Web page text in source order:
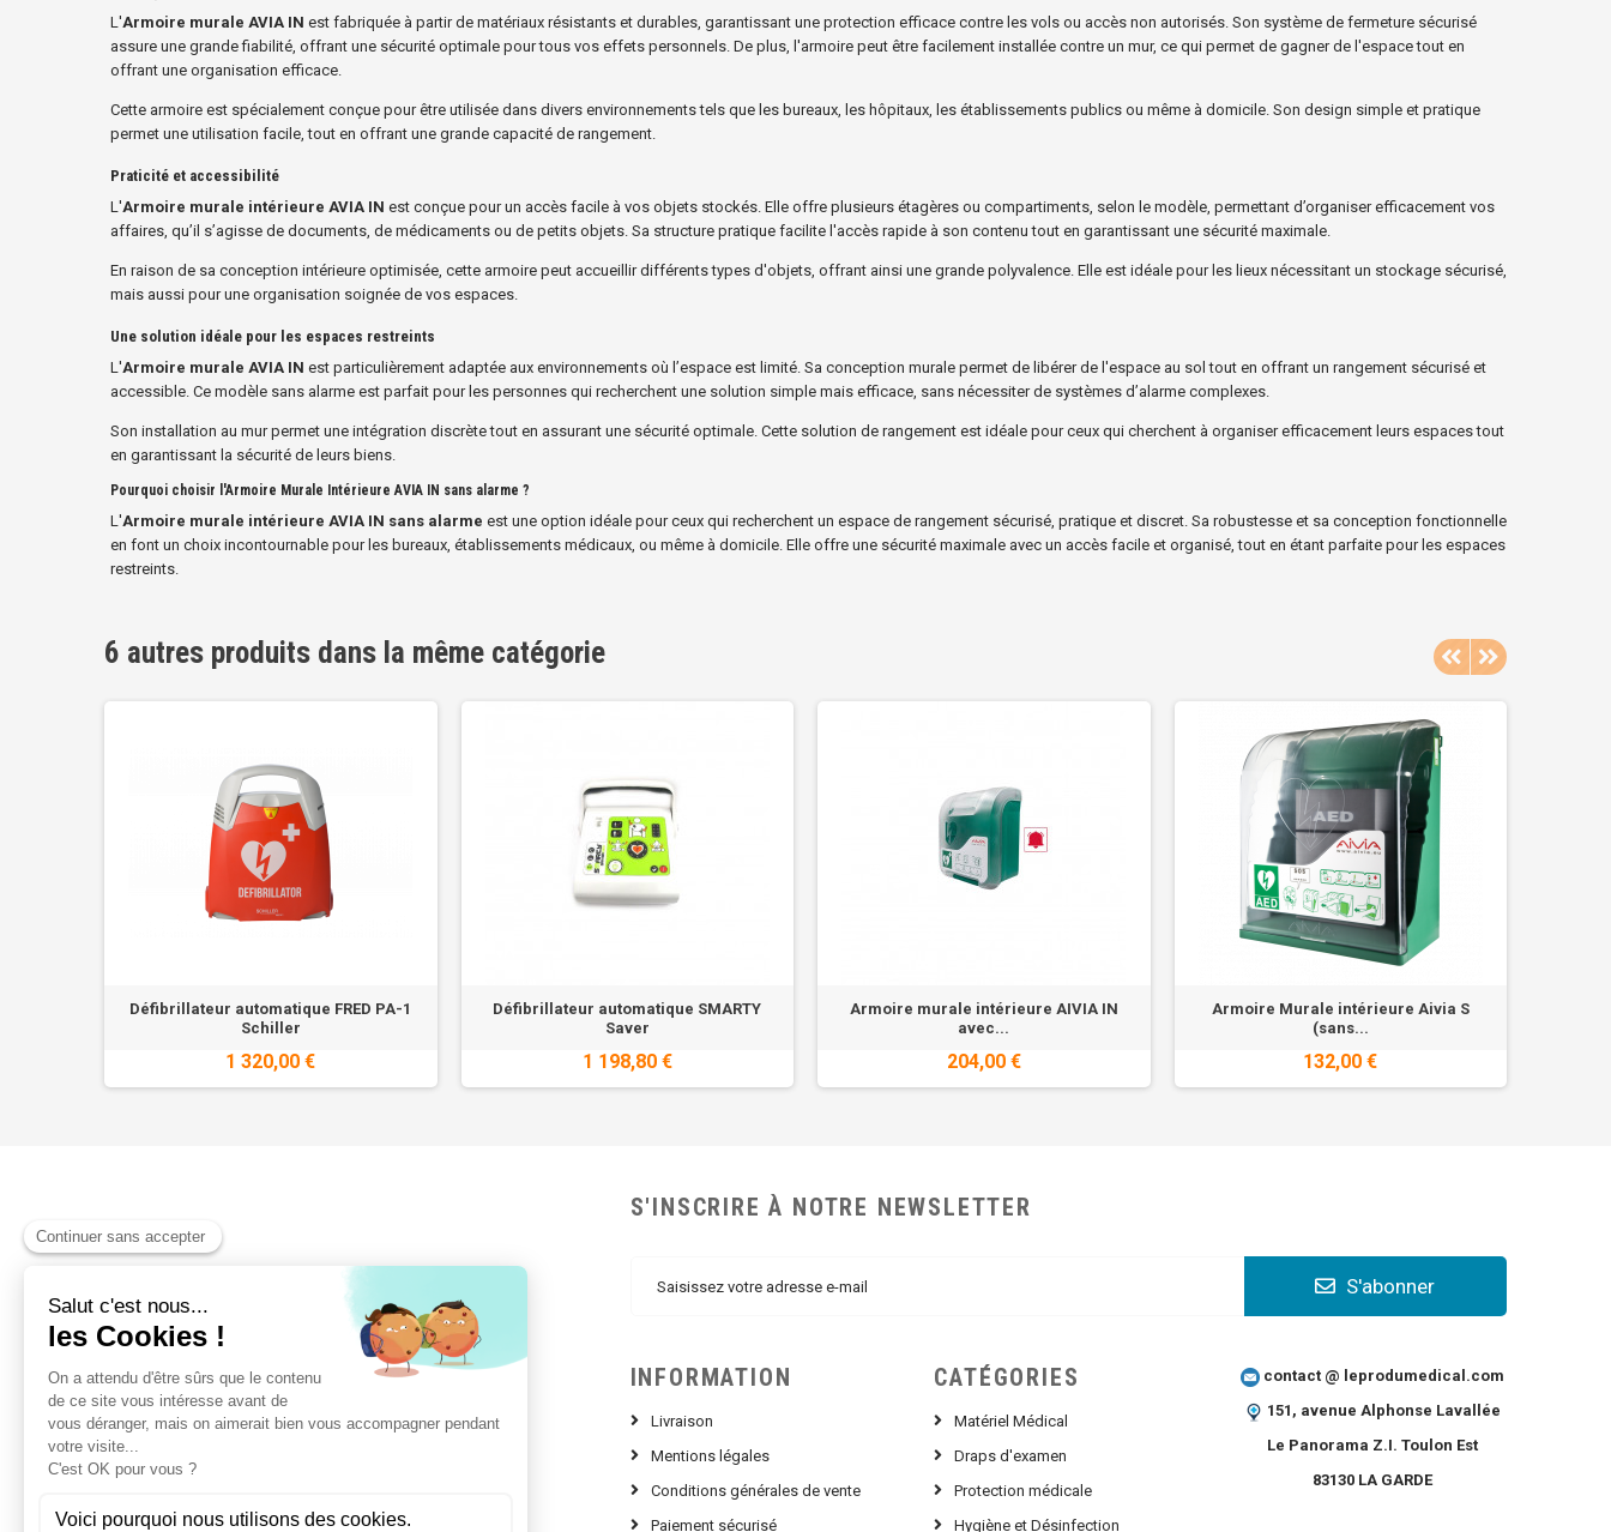
L'Armoire murale AVIA IN est fabriquée à partir de matériaux résistants et durables, garantissant une protection efficace contre les vols ou accès non autorisés. Son système de fermeture sécurisé
assure une grande fiabilité, offrant une sécurité optimale pour tous vos effets personnels. De plus, l'armoire peut être facilement installée contre un mur, ce qui permet de gagner de l'espace tout en
offrant une organisation efficace.
Cette armoire est spécialement conçue pour être utilisée dans divers environnements tels que les bureaux, les hôpitaux, les établissements publics ou même à domicile. Son design simple et pratique
permet une utilisation facile, tout en offrant une grande capacité de rangement.
Praticité et accessibilité
L'Armoire murale intérieure AVIA IN est conçue pour un accès facile à vos objets stockés. Elle offre plusieurs étagères ou compartiments, selon le modèle, permettant d’organiser efficacement vos
affaires, qu’il s’agisse de documents, de médicaments ou de petits objets. Sa structure pratique facilite l'accès rapide à son contenu tout en garantissant une sécurité maximale.
En raison de sa conception intérieure optimisée, cette armoire peut accueillir différents types d'objets, offrant ainsi une grande polyvalence. Elle est idéale pour les lieux nécessitant un stockage sécurisé,
mais aussi pour une organisation soignée de vos espaces.
Une solution idéale pour les espaces restreints
L'Armoire murale AVIA IN est particulièrement adaptée aux environnements où l’espace est limité. Sa conception murale permet de libérer de l'espace au sol tout en offrant un rangement sécurisé et
accessible. Ce modèle sans alarme est parfait pour les personnes qui recherchent une solution simple mais efficace, sans nécessiter de systèmes d’alarme complexes.
Son installation au mur permet une intégration discrète tout en assurant une sécurité optimale. Cette solution de rangement est idéale pour ceux qui cherchent à organiser efficacement leurs espaces tout
en garantissant la sécurité de leurs biens.
Pourquoi choisir l'Armoire Murale Intérieure AVIA IN sans alarme ?
L'Armoire murale intérieure AVIA IN sans alarme est une option idéale pour ceux qui recherchent un espace de rangement sécurisé, pratique et discret. Sa robustesse et sa conception fonctionnelle
en font un choix incontournable pour les bureaux, établissements médicaux, ou même à domicile. Elle offre une sécurité maximale avec un accès facile et organisé, tout en étant parfaite pour les espaces
restreints.
6 autres produits dans la même catégorie
Défibrillateur automatique FRED PA-1
Schiller
1 320,00 €
Défibrillateur automatique SMARTY
Saver
1 198,80 €
Armoire murale intérieure AIVIA IN
avec...
204,00 €
Armoire Murale intérieure Aivia S
(sans...
132,00 €
S'INSCRIRE À NOTRE NEWSLETTER
S'abonner
INFORMATION
Livraison
Mentions légales
Conditions générales de vente
Paiement sécurisé
CATÉGORIES
Matériel Médical
Draps d'examen
Protection médicale
Hygiène et Désinfection
contact @ leprodumedical.com
151, avenue Alphonse Lavallée
Le Panorama Z.I. Toulon Est
83130 LA GARDE